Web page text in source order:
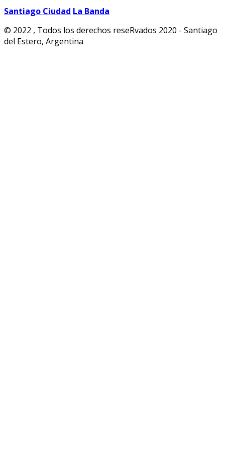
Santiago Ciudad La Banda
© 2022 , Todos los derechos reseRvados 2020 - Santiago
del Estero, Argentina